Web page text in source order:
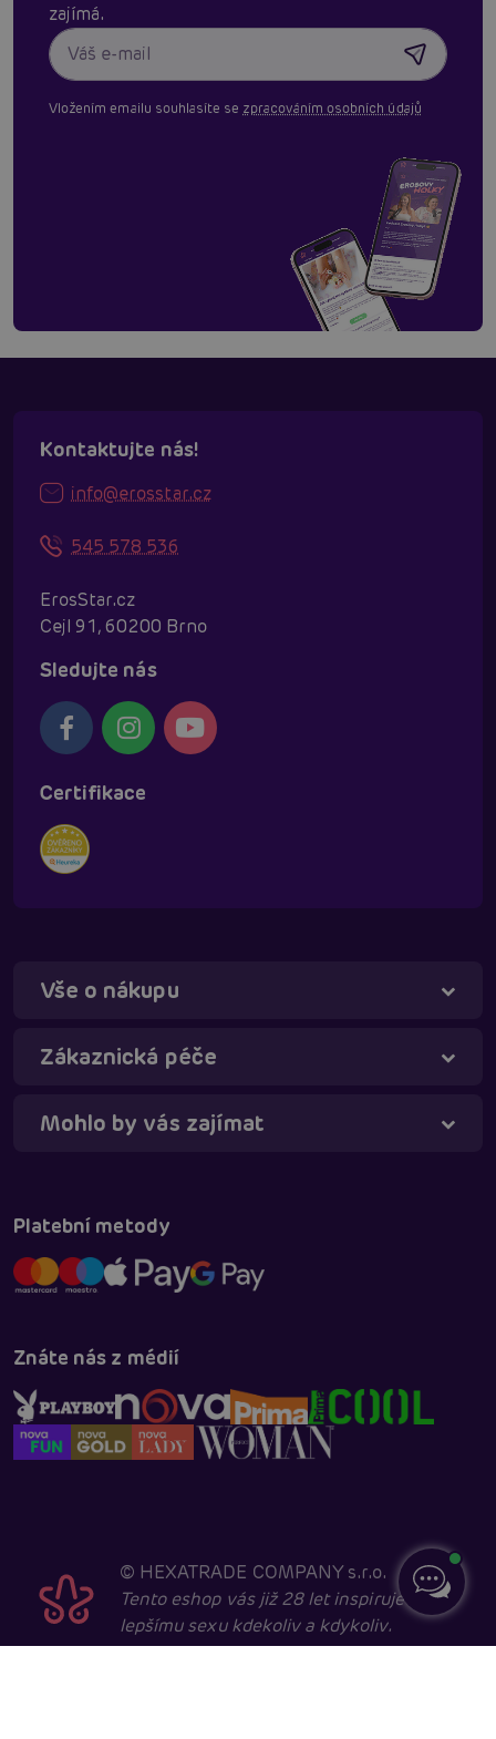
zajímá.
Vložením emailu souhlasíte se zpracováním osobních údajů
Kontaktujte nás!
info@erosstar.cz
545 578 536
ErosStar.cz
Cejl 91, 60200 Brno
Sledujte nás
Certifikace
Vše o nákupu
Zákaznická péče
Mohlo by vás zajímat
Platební metody
Znáte nás z médií
© HEXATRADE COMPANY s.r.o.
Tento eshop vás již 28 let inspiruje k
lepšímu sexu kdekoliv a kdykoliv.
Táňa - virtuální asistentka